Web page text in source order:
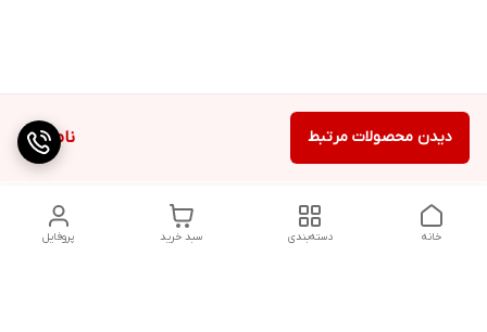
ناموجود دیدن محصولات مرتبط
پروفایل سبد خرید دسته‌بندی خانه